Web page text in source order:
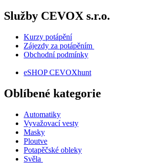
Služby CEVOX s.r.o.
Kurzy potápění
Zájezdy za potápěním
Obchodní podmínky
eSHOP CEVOXhunt
Oblíbené kategorie
Automatiky
Vyvažovací vesty
Masky
Ploutve
Potapěčské obleky
Svěla